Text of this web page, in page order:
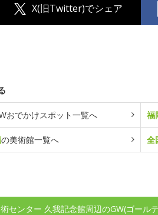
X(旧Twitter)でシェア
おでかけスポット一覧へ 福
の美術館一覧へ 全
センター 久我記念館周辺のGW(ゴール